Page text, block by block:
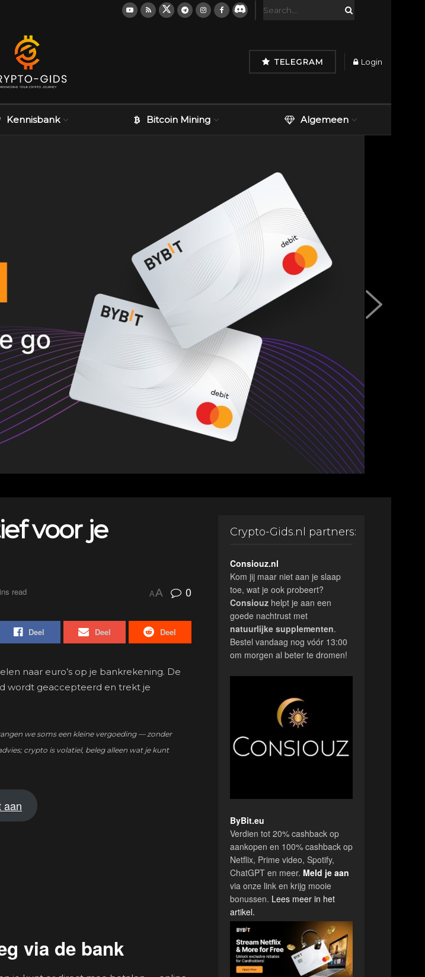
TELEGRAM Login
Kennisbank Bitcoin Mining Algemeen
voor je
read AA 0
Deel Deel Deel
naar euro’s op je bankrekening. De
wordt geaccepteerd en trekt je
we soms een kleine vergoeding — zonder
crypto is volatiel, beleg alleen wat je kunt
aan
via de bank
Crypto-Gids.nl partners:
Consiouz.nl
Kom jij maar niet aan je slaap
toe, wat je ook probeert?
Consiouzhelpt je aan een
goede nachtrust met
natuurlijke supplementen.
Bestel vandaag nog vóór 13:00
om morgen al beter te dromen!
ByBit.eu
Verdien tot 20% cashback op
aankopen en 100% cashback op
Netflix, Prime video, Spotify,
ChatGPT en meer. Meld je aan
via onze link en krijg mooie
bonussen. Lees meer in het
artikel.